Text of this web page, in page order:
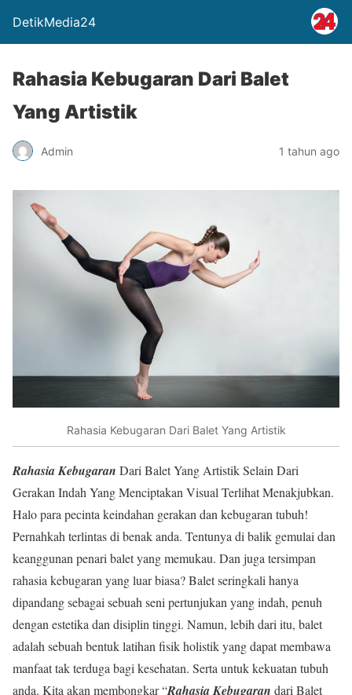
DetikMedia24
Rahasia Kebugaran Dari Balet
Yang Artistik
Admin 1 tahun ago
Rahasia Kebugaran Dari Balet Yang Artistik
Rahasia Kebugaran Dari Balet Yang Artistik Selain Dari
Gerakan Indah Yang Menciptakan Visual Terlihat Menakjubkan.
Halo para pecinta keindahan gerakan dan kebugaran tubuh!
Pernahkah terlintas di benak anda. Tentunya di balik gemulai dan
keanggunan penari balet yang memukau. Dan juga tersimpan
rahasia kebugaran yang luar biasa? Balet seringkali hanya
dipandang sebagai sebuah seni pertunjukan yang indah, penuh
dengan estetika dan disiplin tinggi. Namun, lebih dari itu, balet
adalah sebuah bentuk latihan fisik holistik yang dapat membawa
manfaat tak terduga bagi kesehatan. Serta untuk kekuatan tubuh
anda. Kita akan membongkar “Rahasia Kebugaran dari Balet